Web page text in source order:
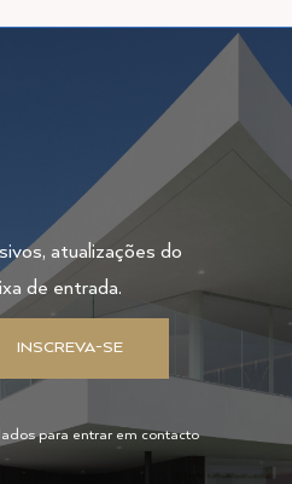
atualizações do
de entrada.
para entrar em contacto
INSCREVA-SE